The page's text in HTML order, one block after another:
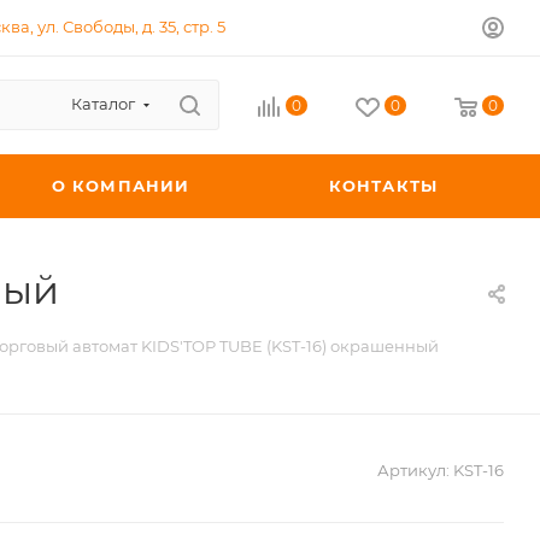
ул. Свободы, д. 35, стр. 5
Каталог 0 0 0
О КОМПАНИИ КОНТАКТЫ
автомат KIDS'TOP TUBE (KST-16) окрашенный
Артикул: KST-16